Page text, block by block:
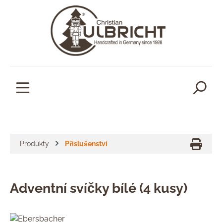
Produkty Příslušenství
Adventní svíčky bílé (4 kusy)